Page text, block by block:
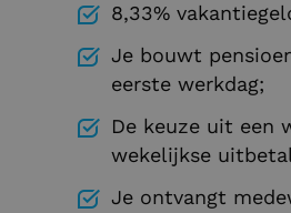
8,33%
Je bouwt
eerste werkdag;
De keuze uit een
wekelijkse
Je ontvangt